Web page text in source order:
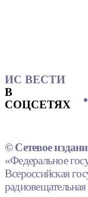
ИС ВЕСТИ
В
СОЦСЕТЯХ
© Сетевое
«Федеральное
Всероссийская